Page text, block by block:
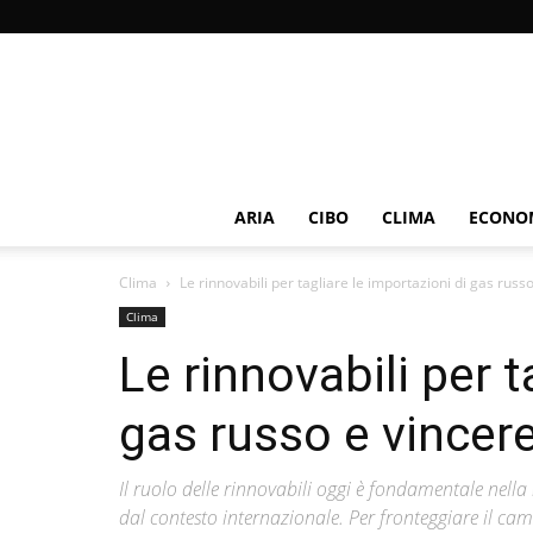
ARIA CIBO CLIMA
Clima Le rinnovabili per tagliare le importazioni di gas
Clima
Le rinnovabili per
gas russo e
Il ruolo delle rinnovabili oggi è fondamentale
dal contesto internazionale. Per fronteggiare il